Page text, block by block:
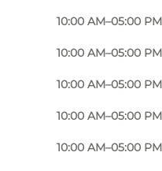
10:00 AM–05:00 PM
10:00 AM–05:00 PM
10:00 AM–05:00 PM
10:00 AM–05:00 PM
10:00 AM–05:00 PM